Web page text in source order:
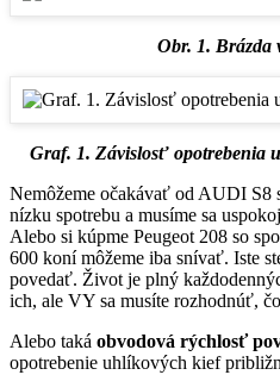
Obr. 1. Brázda
Graf. 1. Závislosť opotrebenia
Nemôžeme očakávať od AUDI S8
nízku spotrebu a musíme sa
Alebo si kúpme Peugeot 208 so
600 koní môžeme iba snívať. Iste
povedať. Život je plný
ich, ale VY sa musíte rozhodnúť,
Alebo taká obvodová rýchlosť
opotrebenie uhlíkových kief